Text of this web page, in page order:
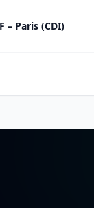
– Paris (CDI)